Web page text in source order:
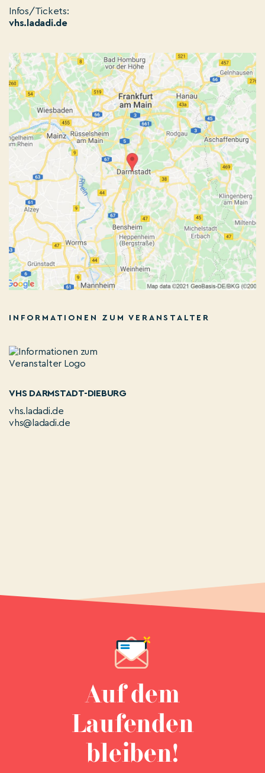
Infos/Tickets:
vhs.ladadi.de
INFORMATIONEN ZUM VERANSTALTER
VHS DARMSTADT-DIEBURG
vhs.ladadi.de
vhs@ladadi.de
Auf dem
Laufenden
bleiben!